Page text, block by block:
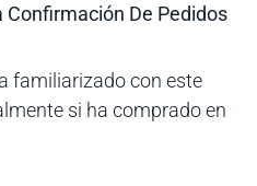
Confirmación De Pedidos
familiarizado con este
si ha comprado en